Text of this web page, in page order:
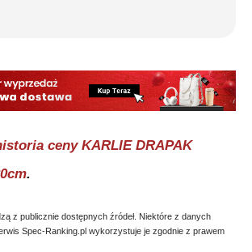
ceny KARLIE DRAPAK
.
z publicznie dostępnych źródeł. Niektóre z danych
Spec-Ranking.pl wykorzystuje je zgodnie z prawem